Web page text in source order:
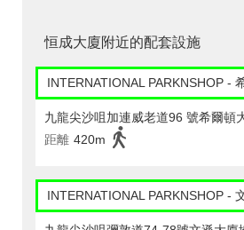
恒成大廈附近的配套設施
INTERNATIONAL PARKNSHOP -
九龍尖沙咀加連威老道96 號希爾頓
距離 420m
INTERNATIONAL PARKNSHOP -